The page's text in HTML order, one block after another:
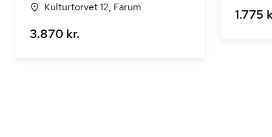
Kulturtorvet 12, Farum
3.870 kr.
1.775